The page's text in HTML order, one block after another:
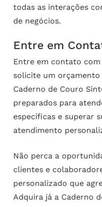
todas as interações
de negócios.
Entre em
Entre em contato com
solicite um
Caderno de Couro
preparados para
específicas e superar
atendimento
Não perca a
clientes e
personalizado que
Adquira já a Caderno